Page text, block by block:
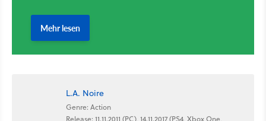
L.A. Noire
Genre: Action
Release: 11.11.2011 (PC), 14.11.2017 (PS4, Xbox One,